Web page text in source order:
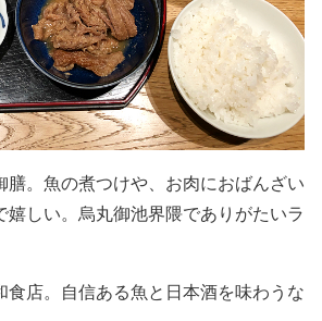
膳。魚の煮つけや、お肉におばんざい
嬉しい。烏丸御池界隈でありがたいラ
食店。自信ある魚と日本酒を味わうな